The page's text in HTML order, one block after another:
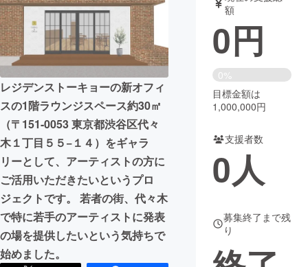
テクノロジー・ガジェット
映像・映画 書籍・雑誌
ビジネス・起業 チャレンジ
まちづくり・地域活性化
CAMPFIRE for Social Good
CAMPFIRE Creation
CAMPFIREふるさと納税
コミュニティ
レジデンストーキョーの新オフィ
スの1階ラウンジスペース約30㎡
（〒151-0053 東京都渋谷区代々
木１丁目５５−１４）をギャラ
リーとして、アーティストの方に
ご活用いただきたいというプロ
ジェクトです。 若者の街、代々木
で特に若手のアーティストに発表
の場を提供したいという気持ちで
始めました。
額
0円
0%
目標金額は
1,000,000円
支援者数
0人
募集終了まで残
り